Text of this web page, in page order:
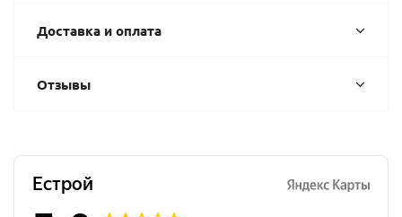
Доставка и оплата
Отзывы